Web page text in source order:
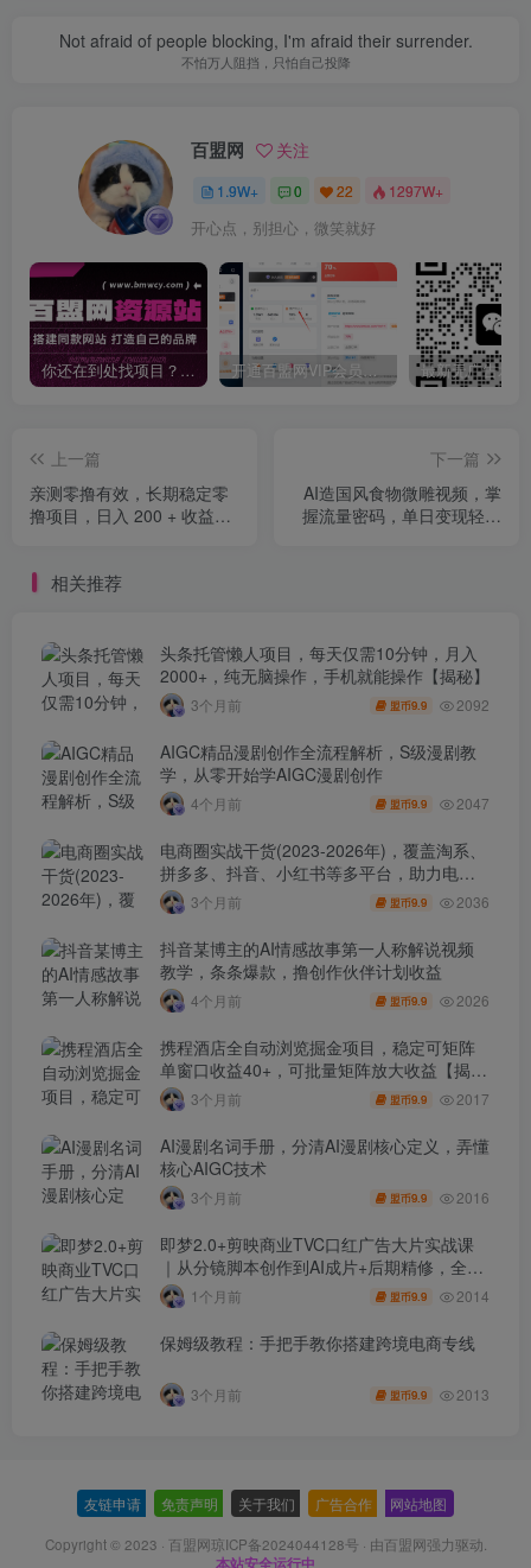
Not afraid of people blocking, I'm afraid their surrender.
不怕万人阻挡，只怕自己投降
百盟网 关注
1.9W+ 0 22 1297W+
开心点，别担心，微笑就好
你还在到处找项目？还在当韭菜？我靠卖项目一个月收入5万+，曾经我也是个失败者。 开通百盟网VIP会员，尊享全站资源免费下载，享70%的推广提成！！【限时五折优惠】
上一篇
亲测零撸有效，长期稳定零
撸项目，日入 200 + 收益不
下一篇
AI造国风食物微雕视频，掌
握流量密码，单日变现轻松
相关推荐
头条托管懒人项目，每天仅需10分钟，月入
2000+，纯无脑操作，手机就能操作【揭秘】
3个月前 盟币9.9 2092
AIGC精品漫剧创作全流程解析，S级漫剧教
学，从零开始学AIGC漫剧创作
4个月前 盟币9.9 2047
电商圈实战干货(2023-2026年)，覆盖淘系、
拼多多、抖音、小红书等多平台，助力电商
人避开坑、提效率、稳盈利(更新4月)
3个月前 盟币9.9 2036
抖音某博主的AI情感故事第一人称解说视频
教学，条条爆款，撸创作伙伴计划收益
4个月前 盟币9.9 2026
携程酒店全自动浏览掘金项目，稳定可矩阵
单窗口收益40+，可批量矩阵放大收益【揭
秘】3个月前 盟币9.9 2017
AI漫剧名词手册，分清AI漫剧核心定义，弄懂
核心AIGC技术
3个月前 盟币9.9 2016
即梦2.0+剪映商业TVC口红广告大片实战课
｜从分镜脚本创作到AI成片+后期精修，全流
程打造品牌级产品广告
1个月前 盟币9.9 2014
保姆级教程：手把手教你搭建跨境电商专线
3个月前 盟币9.9 2013
友链申请 免责声明 关于我们 广告合作 网站地图
Copyright © 2023 · 百盟网琼ICP备2024044128号 · 由百盟网强力驱动.
本站安全运行中